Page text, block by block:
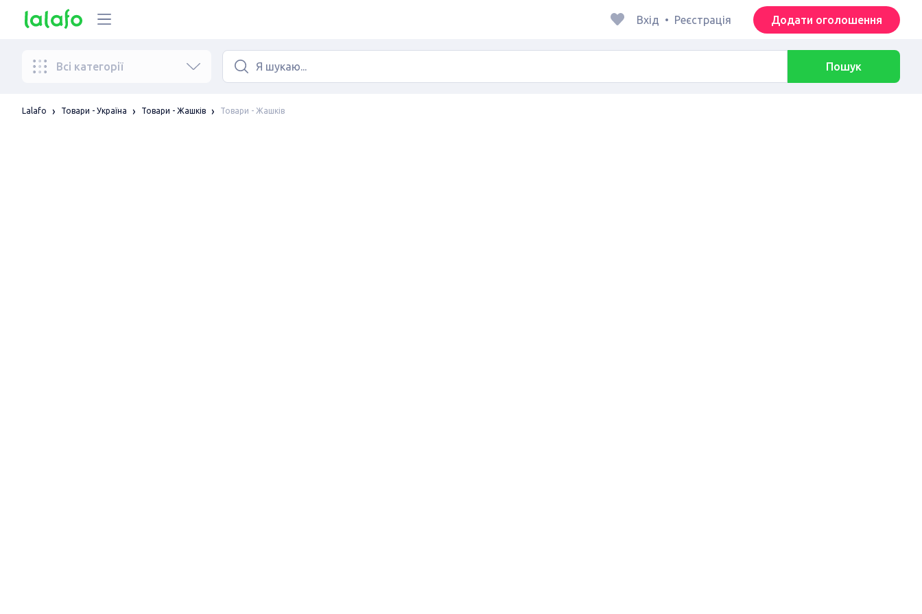
Вхід • Реєстрація Додати оголошення
Всі категорії Пошук
Lalafo Товари - Україна Товари - Жашків Товари - Жашків